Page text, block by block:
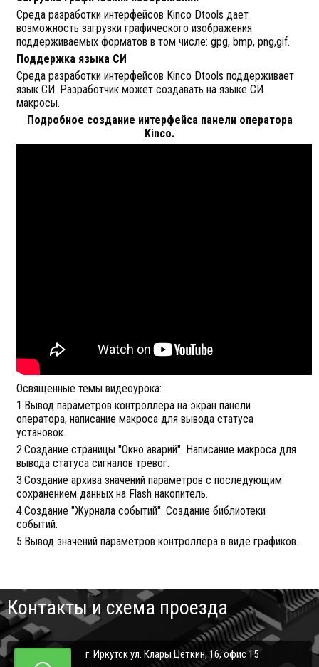
Среда разработки интерфейсов Kinco Dtools дает
возможность загрузки графического изображения
поддерживаемых форматов в том числе: gpg, bmp, png,gif.
Поддержка языка СИ
Среда разработки интерфейсов Kinco Dtools поддерживает
язык СИ. Разработчик может создавать на языке СИ
макросы.
Подробное создание интерфейса панели оператора
Kinco.
Освященные темы видеоурока:
1.Вывод параметров контроллера на экран панели
оператора, написание макроса для вывода статуса
установок.
2.Создание страницы "Окно аварий". Написание макроса для
вывода статуса сигналов тревог.
3.Создание архива значений параметров с последующим
сохранением данных на Flash накопитель.
4.Создание "Журнала событий". Создание библиотеки
событий.
5.Вывод значений параметров контроллера в виде графиков.
Контакты и схема проезда
г. Иркутск ул. Клары Цеткин, 16, офис 15